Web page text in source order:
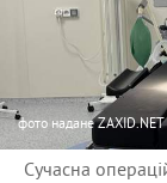
фото надане ZAXID.NET
Сучасна